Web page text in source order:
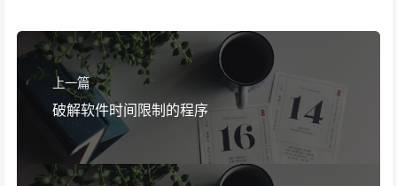
上一篇
破解软件时间限制的程序